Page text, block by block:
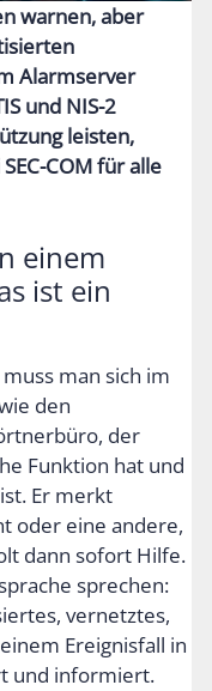
warnen, aber
Alarmserver
und NIS-2
leisten,
COM für alle
einem
ist ein
man sich im
den
der
Funktion hat und
Er merkt
oder eine andere,
dann sofort Hilfe.
sprechen:
vernetztes,
Ereignisfall in
und informiert.